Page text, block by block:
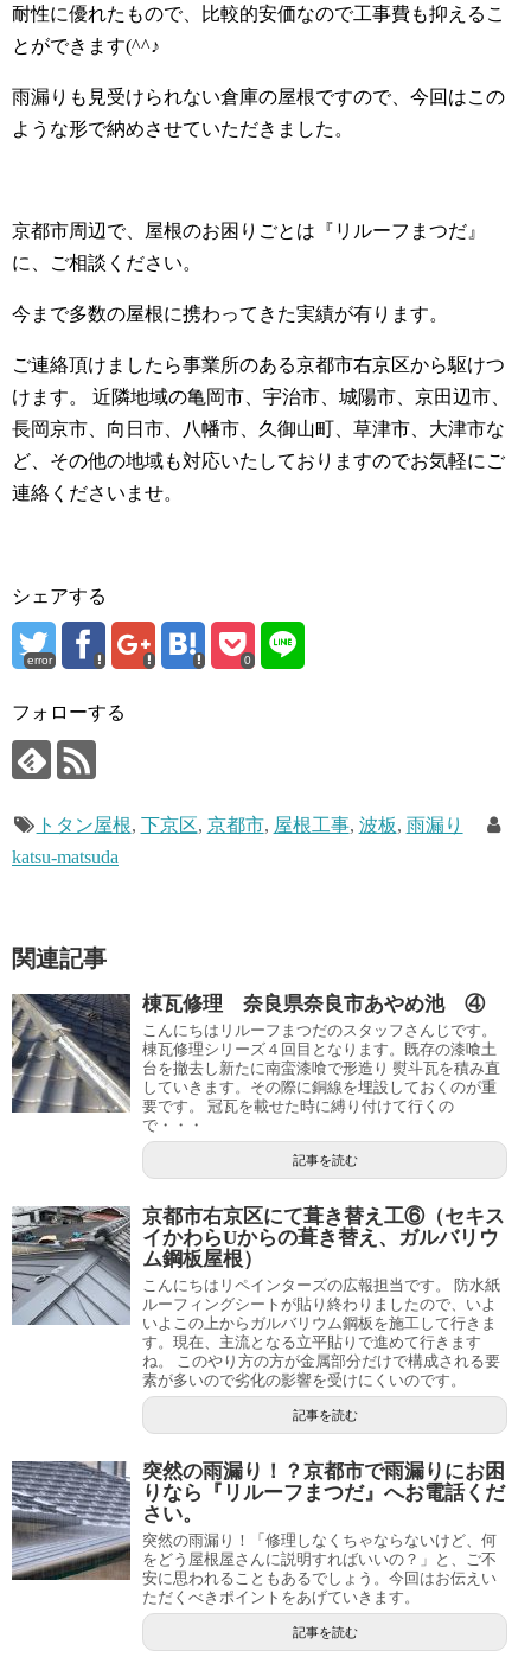
耐性に優れたもので、比較的安価なので工事費も抑えるこ
とができます(^^♪
雨漏りも見受けられない倉庫の屋根ですので、今回はこの
ような形で納めさせていただきました。
京都市周辺で、屋根のお困りごとは『リルーフまつだ』
に、ご相談ください。
今まで多数の屋根に携わってきた実績が有ります。
ご連絡頂けましたら事業所のある京都市右京区から駆けつ
けます。 近隣地域の亀岡市、宇治市、城陽市、京田辺市、
長岡京市、向日市、八幡市、久御山町、草津市、大津市な
ど、その他の地域も対応いたしておりますのでお気軽にご
連絡くださいませ。
シェアする
error 0
フォローする
トタン屋根, 下京区, 京都市, 屋根工事, 波板, 雨漏り
katsu-matsuda
関連記事
棟瓦修理 奈良県奈良市あやめ池 ④
こんにちはリルーフまつだのスタッフさんじです。
棟瓦修理シリーズ４回目となります。既存の漆喰土
台を撤去し新たに南蛮漆喰で形造り 熨斗瓦を積み直
していきます。その際に銅線を埋設しておくのが重
要です。 冠瓦を載せた時に縛り付けて行くの
で・・・
記事を読む
京都市右京区にて葺き替え工⑥（セキス
イかわらUからの葺き替え、ガルバリウ
ム鋼板屋根）
こんにちはリペインターズの広報担当です。 防水紙
ルーフィングシートが貼り終わりましたので、いよ
いよこの上からガルバリウム鋼板を施工して行きま
す。現在、主流となる立平貼りで進めて行きます
ね。 このやり方の方が金属部分だけで構成される要
素が多いので劣化の影響を受けにくいのです。
記事を読む
突然の雨漏り！？京都市で雨漏りにお困
りなら『リルーフまつだ』へお電話くだ
さい。
突然の雨漏り！「修理しなくちゃならないけど、何
をどう屋根屋さんに説明すればいいの？」と、ご不
安に思われることもあるでしょう。今回はお伝えい
ただくべきポイントをあげていきます。
記事を読む